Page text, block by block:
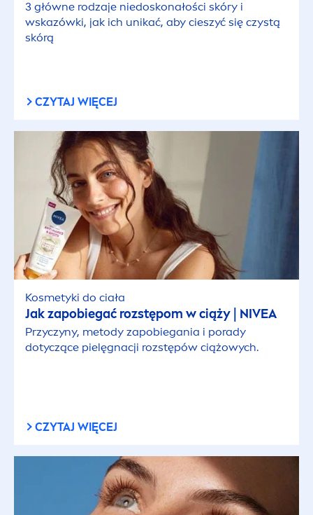
3 główne rodzaje niedoskonałości skóry i
wskazówki, jak ich unikać, aby cieszyć się czystą
skórą
CZYTAJ WIĘCEJ
Kosmetyki do ciała
Jak zapobiegać rozstępom w ciąży | NIVEA
Przyczyny, metody zapobiegania i porady
dotyczące pielęgnacji rozstępów ciążowych.
CZYTAJ WIĘCEJ